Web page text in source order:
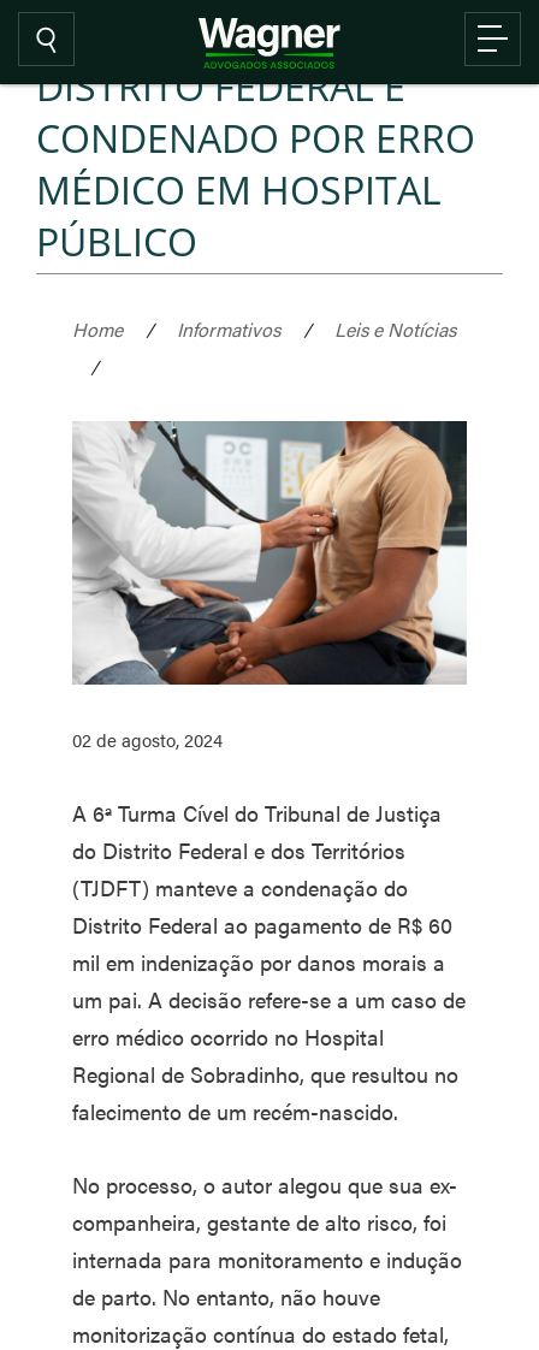
DISTRITO FEDERAL É
CONDENADO POR ERRO
MÉDICO EM HOSPITAL
PÚBLICO
Home / Informativos /
Leis e Notícias
/
02 de agosto, 2024
A 6ª Turma Cível do Tribunal de Justiça
do Distrito Federal e dos Territórios
(TJDFT) manteve a condenação do
Distrito Federal ao pagamento de R$ 60
mil em indenização por danos morais a
um pai. A decisão refere-se a um caso de
erro médico ocorrido no Hospital
Regional de Sobradinho, que resultou no
falecimento de um recém-nascido.
No processo, o autor alegou que sua ex-
companheira, gestante de alto risco, foi
internada para monitoramento e indução
de parto. No entanto, não houve
monitorização contínua do estado fetal,